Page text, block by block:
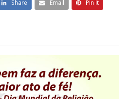
Share Email Pin It